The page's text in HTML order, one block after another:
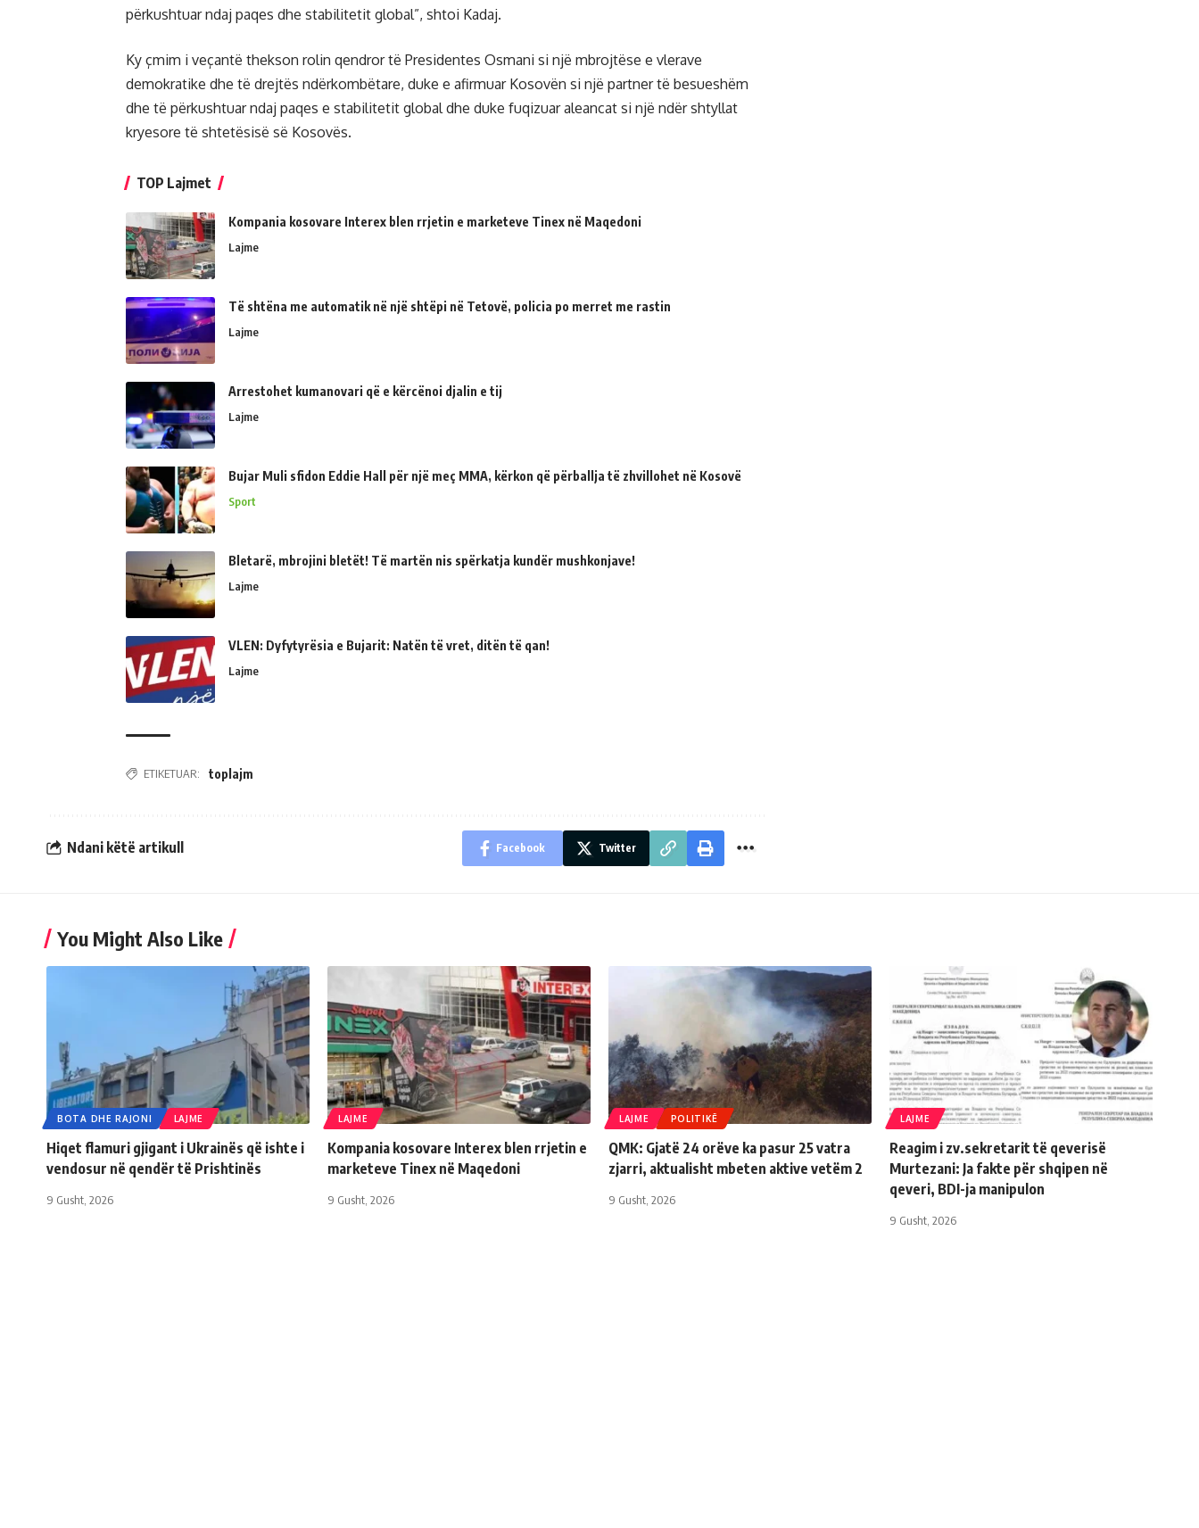
përkushtuar ndaj paqes dhe stabilitetit global”, shtoi Kadaj.
Ky çmim i veçantë thekson rolin qendror të Presidentes Osmani si një mbrojtëse e vlerave
demokratike dhe të drejtës ndërkombëtare, duke e afirmuar Kosovën si një partner të besueshëm
dhe të përkushtuar ndaj paqes e stabilitetit global dhe duke fuqizuar aleancat si një ndër shtyllat
kryesore të shtetësisë së Kosovës.
TOP Lajmet
Kompania kosovare Interex blen rrjetin e marketeve Tinex në Maqedoni
Lajme
Të shtëna me automatik në një shtëpi në Tetovë, policia po merret me rastin
Lajme
Arrestohet kumanovari që e kërcënoi djalin e tij
Lajme
Bujar Muli sfidon Eddie Hall për një meç MMA, kërkon që përballja të zhvillohet në Kosovë
Sport
Bletarë, mbrojini bletët! Të martën nis spërkatja kundër mushkonjave!
Lajme
VLEN: Dyfytyrësia e Bujarit: Natën të vret, ditën të qan!
Lajme
ETIKETUAR: toplajm
Ndani këtë artikull Facebook Twitter
You Might Also Like
BOTA DHE RAJONI LAJME
Hiqet flamuri gjigant i Ukrainës që ishte i
vendosur në qendër të Prishtinës
9 Gusht, 2026
LAJME
Kompania kosovare Interex blen rrjetin e
marketeve Tinex në Maqedoni
9 Gusht, 2026
LAJME POLITIKË
QMK: Gjatë 24 orëve ka pasur 25 vatra
zjarri, aktualisht mbeten aktive vetëm 2
9 Gusht, 2026
LAJME
Reagim i zv.sekretarit të qeverisë
Murtezani: Ja fakte për shqipen në
qeveri, BDI-ja manipulon
9 Gusht, 2026